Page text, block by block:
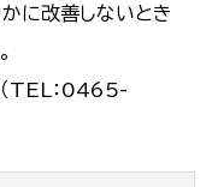
に改善しないとき
TEL：0465-